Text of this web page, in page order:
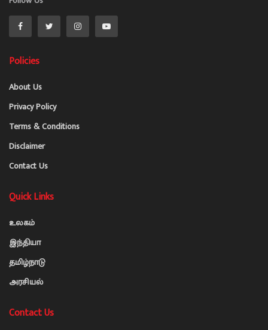
Policies
About Us
Privacy Policy
Terms & Conditions
Disclaimer
Contact Us
Quick Links
உலகம்
இந்தியா
தமிழ்நாடு
அரசியல்
Contact Us